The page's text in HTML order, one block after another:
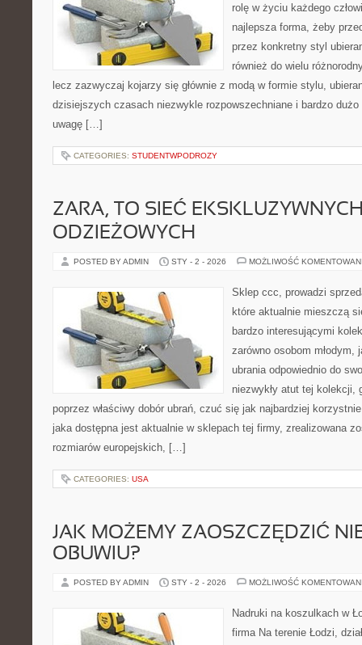
rolę w życiu każdego
najlepsza forma, żeby
przez konkretny styl
również do wielu
lecz zazwyczaj kojarzy się głównie z modą w formie stylu,
dzisiejszych czasach niezwykle rozpowszechniane i bardzo
uwagę […]
CATEGORIES: STUDENTWPODROZY
ZARA, TO SIEĆ
ODZIEŻOWYCH
POSTED BY ADMIN STY - 2 - 2026 MOŻLIWOŚĆ
Sklep ccc, prowadzi
które aktualnie mieszczą
bardzo interesującymi
zarówno osobom młodym,
ubrania odpowiednio do
niezwykły atut tej kolekcji,
poprzez właściwy dobór ubrań, czuć się jak najbardziej
jaka dostępna jest aktualnie w sklepach tej firmy, zrealizowana
rozmiarów europejskich, […]
CATEGORIES: USA
JAK MOŻEMY ZAOSZCZĘDZIĆ
OBUWIU?
POSTED BY ADMIN STY - 2 - 2026 MOŻLIWOŚĆ
Nadruki na koszulkach w
firma Na terenie Łodzi,